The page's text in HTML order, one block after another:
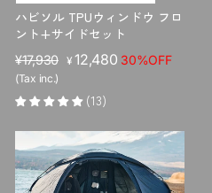
ハビソル TPUウィンドウ フロ
ント+サイドセット
販
売
価
¥17,930 セ
ル
格
¥ 12,480 30%OFF
(Tax inc.)
(13)